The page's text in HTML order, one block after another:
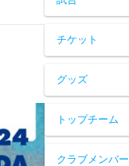
チケット
グッズ
トップチーム
クラブメンバー